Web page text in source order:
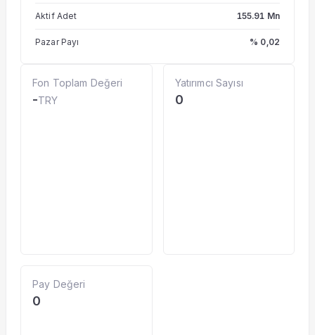
Aktif Adet 155.91 Mn
Pazar Payı % 0,02
Fon Toplam Değeri
-TRY
Yatırımcı Sayısı
0
Pay Değeri
0